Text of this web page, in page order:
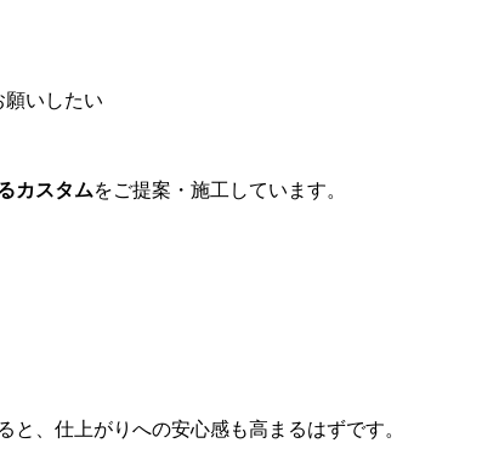
いしたい
カスタムをご提案・施工しています。
と、仕上がりへの安心感も高まるはずです。